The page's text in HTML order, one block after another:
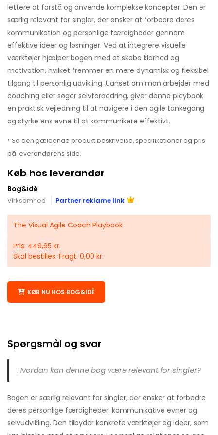
lettere at forstå og anvende komplekse koncepter. Den er
særlig relevant for singler, der ønsker at forbedre deres
kommunikation og personlige færdigheder gennem
effektive ideer og løsninger. Ved at integrere visuelle
værktøjer hjælper bogen med at skabe klarhed og
motivation, hvilket fremmer en mere dynamisk og fleksibel
tilgang til personlig udvikling. Uanset om man arbejder med
coaching eller søger selvforbedring, giver denne playbook
en praktisk vejledning til at navigere i den agile tankegang
og styrke ens evne til at kommunikere effektivt.
* Se den gældende produkt beskrivelse, specifikationer og pris
på leverandørens side.
Køb hos leverandør
Bog&idé
Virksomhed Partner reklame link
The Visual Agile Coach Playbook
Pris: 449,95 kr.
Skal bestilles. Fragt: 0,00 kr.
KØB NU HOS BOG&IDÉ
Spørgsmål og svar
Hvordan kan denne bog være relevant for singler?
Bogen er særlig relevant for singler, der ønsker at forbedre
deres personlige færdigheder, kommunikative evner og
selvudvikling. Den tilbyder konkrete værktøjer og ideer, som